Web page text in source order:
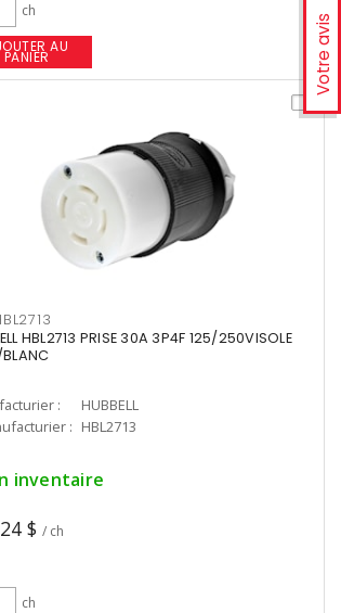
Votre avis
ch
AU
PANIER
HBL2713 PRISE 30A 3P4F 125/250VISOLE
:
HUBBELL
: HBL2713
inventaire
$ / ch
ch